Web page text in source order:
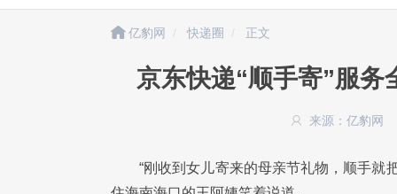
亿豹网 快递圈 正文
京东快递“顺手寄”服
来源：亿豹网
“刚收到女儿寄来的母亲节礼物，顺手就